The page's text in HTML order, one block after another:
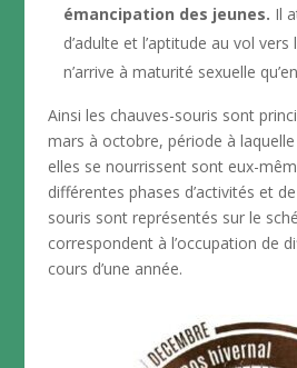
émancipation des jeunes. Il
d’adulte et l’aptitude au vol vers
n’arrive à maturité sexuelle
Ainsi les chauves-souris sont
mars à octobre, période à
elles se nourrissent sont eux-
différentes phases d’activités et
souris sont représentés sur le
correspondent à l’occupation de
cours d’une année.